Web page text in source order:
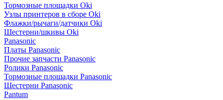
Тормозные площадки Oki
Узлы принтеров в сборе Oki
Флажки/рычаги/датчики Oki
Шестерни/шкивы Oki
Panasonic
Платы Panasonic
Прочие запчасти Panasonic
Ролики Panasonic
Тормозные площадки Panasonic
Шестерни Panasonic
Pantum